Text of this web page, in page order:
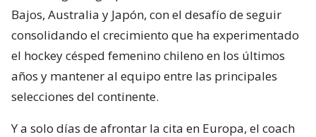
Bajos, Australia y Japón, con el desafío de seguir
consolidando el crecimiento que ha experimentado
el hockey césped femenino chileno en los últimos
años y mantener al equipo entre las principales
selecciones del continente.
Y a solo días de afrontar la cita en Europa, el coach